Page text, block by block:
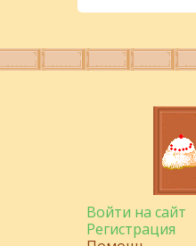
Войти на сайт
Регистрация